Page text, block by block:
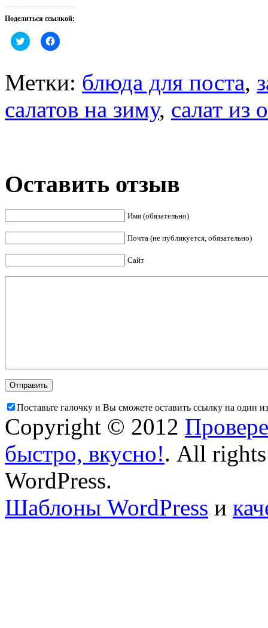
Поделиться ссылкой:
Нажмите,
чтобы
(Открывается
в
новом
Нажмите,
чтобы
(Открывается
новом
Метки: блюда для поста,
салатов на зиму, салат из
Оставить отзыв
Имя (обязательно)
Почта (не публикуется, обязательно)
Сайт
Поставьте галочку и Вы сможете оставить ссылку на один
Copyright © 2012
быстро, вкусно!. All rights
WordPress.
Шаблоны WordPress и